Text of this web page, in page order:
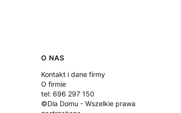
O NAS
Kontakt i dane firmy
O firmie
tel: 696 297 150
©Dla Domu - Wszelkie prawa